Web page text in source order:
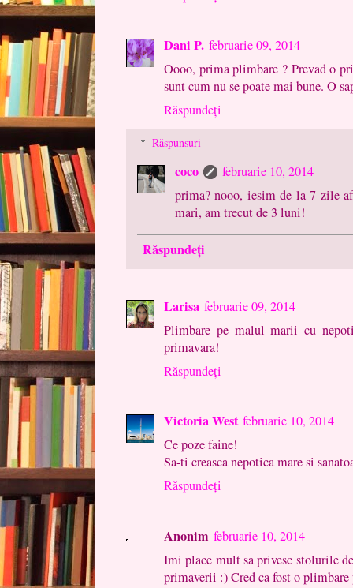
Dani P. februarie 09, 2014
Oooo, prima plimbare ? Prevad o
sunt cum nu se poate mai bune. O
Răspundeți
Răspunsuri
coco
februarie 10, 2014
prima? nooo, iesim de la 7 zile
mari, am trecut de 3 luni!
Răspundeți
Larisa februarie 09, 2014
Plimbare pe malul marii cu
primavara!
Răspundeți
Victoria West februarie 10, 2014
Ce poze faine!
Sa-ti creasca nepotica mare si
Răspundeți
Anonim februarie 10, 2014
Imi place mult sa privesc stolurile
primaverii :) Cred ca fost o